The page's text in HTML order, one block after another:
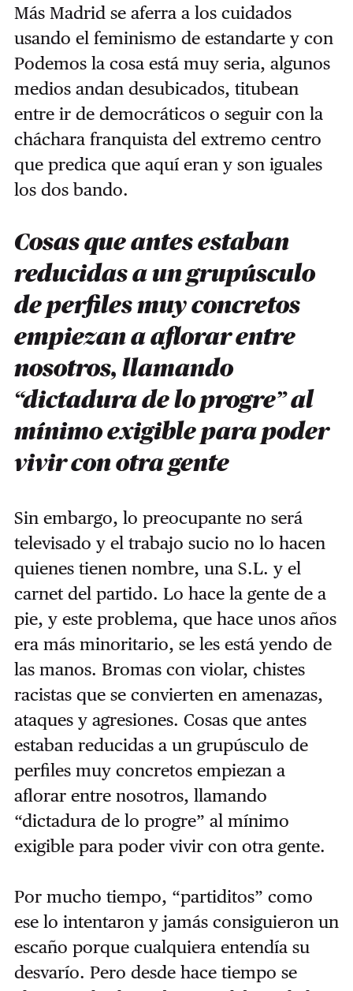
Más Madrid se aferra a los cuidados
usando el feminismo de estandarte y con
Podemos la cosa está muy seria, algunos
medios andan desubicados, titubean
entre ir de democráticos o seguir con la
cháchara franquista del extremo centro
que predica que aquí eran y son iguales
los dos bando.
Cosas que antes estaban
reducidas a un grupúsculo
de perfiles muy concretos
empiezan a aflorar entre
nosotros, llamando
“dictadura de lo progre” al
mínimo exigible para poder
vivir con otra gente
Sin embargo, lo preocupante no será
televisado y el trabajo sucio no lo hacen
quienes tienen nombre, una S.L. y el
carnet del partido. Lo hace la gente de a
pie, y este problema, que hace unos años
era más minoritario, se les está yendo de
las manos. Bromas con violar, chistes
racistas que se convierten en amenazas,
ataques y agresiones. Cosas que antes
estaban reducidas a un grupúsculo de
perfiles muy concretos empiezan a
aflorar entre nosotros, llamando
“dictadura de lo progre” al mínimo
exigible para poder vivir con otra gente.
Por mucho tiempo, “partiditos” como
ese lo intentaron y jamás consiguieron un
escaño porque cualquiera entendía su
desvarío. Pero desde hace tiempo se